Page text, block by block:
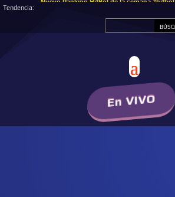
Tendencia:
Nuevo Ranking HitBol de la semana #hitbol
En VIVO